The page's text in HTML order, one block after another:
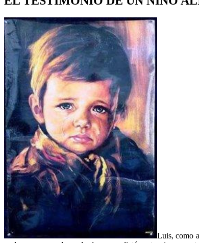
Luis, como